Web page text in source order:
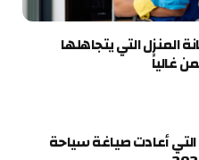
المنزل التي يتجاهلها
غالياً
التي أعادت صياغة سياحة